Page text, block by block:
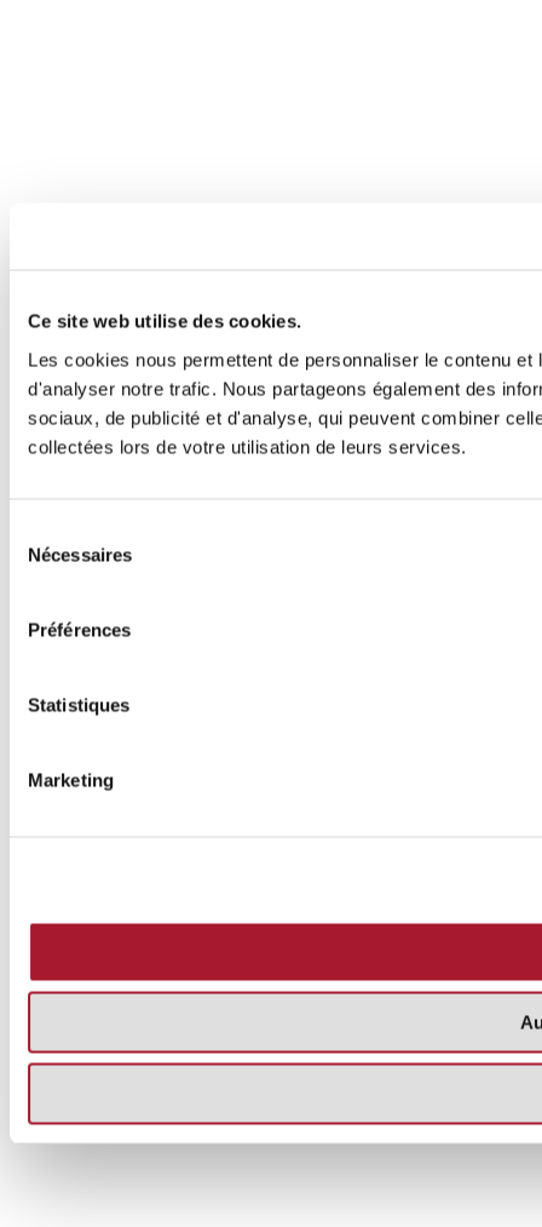
Ce site web utilise des cookies.
Les cookies nous permettent de personnaliser le contenu
d'analyser notre trafic. Nous partageons également des
sociaux, de publicité et d'analyse, qui peuvent combiner
collectées lors de votre utilisation de leurs services.
Nécessaires
Préférences
Statistiques
Marketing